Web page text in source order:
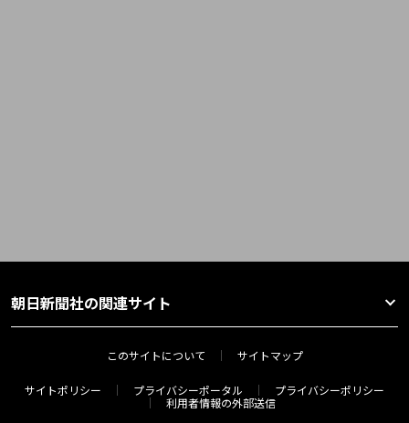
朝日新聞社の関連サイト
このサイトについて サイトマップ
サイトポリシー プライバシーポータル
プライバシーポリシー
利用者情報の外部送信